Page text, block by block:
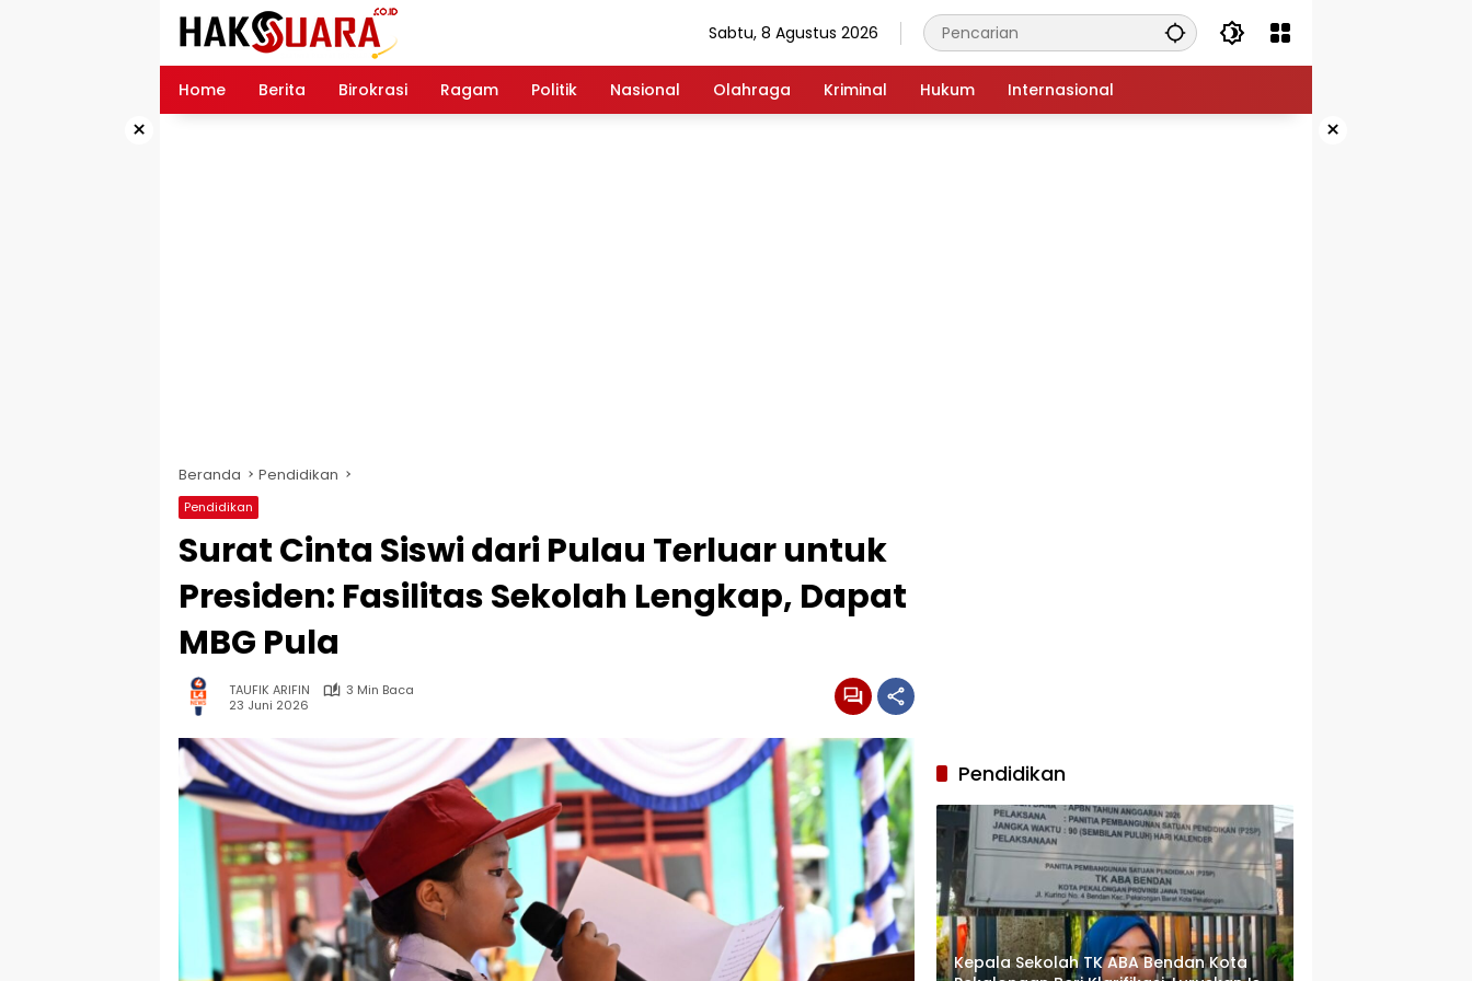
Sabtu, 8 Agustus 2026
Home Berita Birokrasi Ragam Politik Nasional Olahraga Kriminal Hukum Internasional
× ×
Beranda Pendidikan
Pendidikan
Surat Cinta Siswi dari Pulau Terluar untuk
Presiden: Fasilitas Sekolah Lengkap, Dapat
MBG Pula
TAUFIK ARIFIN
3 Min Baca
23 Juni 2026
Pendidikan
Kepala Sekolah TK ABA Bendan Kota